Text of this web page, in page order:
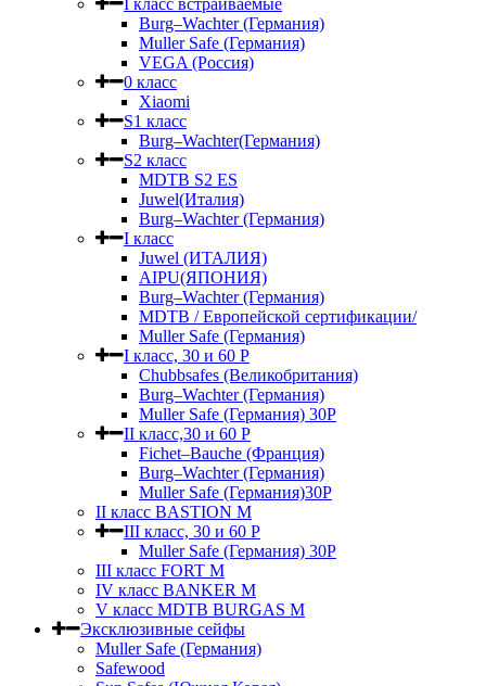
I класс встраиваемые
Burg–Wachter (Германия)
Muller Safe (Германия)
VEGA (Россия)
0 класс
Xiaomi
S1 класс
Burg–Wachter(Германия)
S2 класс
MDTB S2 ES
Juwel(Италия)
Burg–Wachter (Германия)
I класс
Juwel (ИТАЛИЯ)
AIPU(ЯПОНИЯ)
Burg–Wachter (Германия)
MDTB / Европейской сертификации/
Muller Safe (Германия)
I класс, 30 и 60 P
Chubbsafes (Великобритания)
Burg–Wachter (Германия)
Muller Safe (Германия) 30Р
II класс,30 и 60 P
Fichet–Bauche (Франция)
Burg–Wachter (Германия)
Muller Safe (Германия)30P
II класс BASTION M
III класс, 30 и 60 P
Muller Safe (Германия) 30Р
III класс FORT M
IV класс BANKER M
V класс МDTB BURGAS M
Эксклюзивные сейфы
Muller Safe (Германия)
Safewood